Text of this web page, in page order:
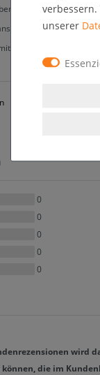
für dauerhafte
PVC
wasserlöslichen Stiften
0
0
0
0
0
wird
können, die im
unserer